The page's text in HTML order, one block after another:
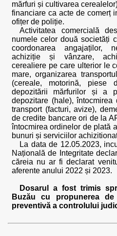
mărfuri și cultivarea
financiare ca acte de comerț
ofițer de poliție.
Activitatea comercială
numele celor două societăți
coordonarea angajaților,
achiziție și vânzare,
cerealiere pe care ulterior le
mare, organizarea
(cereale, motorină, piese
depozitării mărfurilor și a
depozitare (hale),
transport (facturi, avize),
de credite bancare ori de la
întocmirea ordinelor de plată
bunuri și serviciilor
La data de 12.05.2023,
Națională de Integritate
căreia nu ar fi declarat
aferente anului 2022 și 2023.
Dosarul a fost trimis
Buzău cu propunerea
preventivă a controlului